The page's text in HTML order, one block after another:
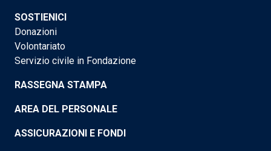
SOSTIENICI
Donazioni
Volontariato
Servizio civile in Fondazione
RASSEGNA STAMPA
AREA DEL PERSONALE
ASSICURAZIONI E FONDI